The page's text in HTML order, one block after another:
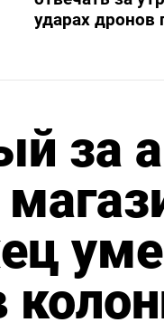
ударах дронов
за